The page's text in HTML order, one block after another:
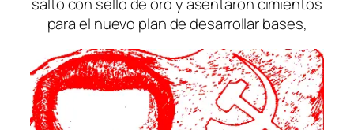
salto con sello de oro y asentaron cimientos
para el nuevo plan de desarrollar bases,